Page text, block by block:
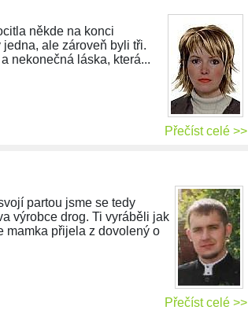
někde na konci
ale zároveň byli tři.
nekonečná láska, která...
Přečíst celé >>
partou jsme se tedy
výrobce drog. Ti vyráběli jak
mamka přijela z dovolený o
Přečíst celé >>